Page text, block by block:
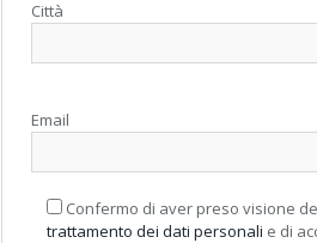
Città
Email
Confermo di aver preso visione
trattamento dei dati personali e di